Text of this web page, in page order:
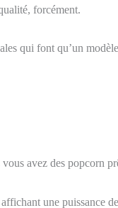
forcément.
qui font qu’un
avez des popcorn
une puissance